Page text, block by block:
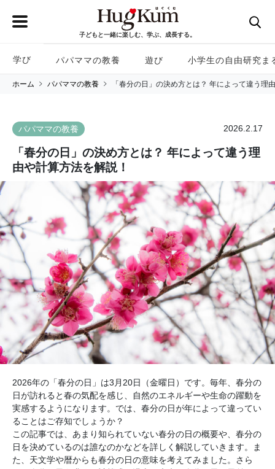
子どもと一緒に楽しむ、学ぶ、成長する。
学び パパママの教養 遊び 小学生の自由研究ま
ホーム パパママの教養 「春分の日」の決め方とは？ 年によって違う理
パパママの教養 2026.2.17
「春分の日」の決め方とは？ 年によって違う理
由や計算方法を解説！
2026年の「春分の日」は3月20日（金曜日）です。毎年、春分の
日が訪れると春の気配を感じ、自然のエネルギーや生命の躍動を
実感するようになります。では、春分の日が年によって違ってい
ることはご存知でしょうか？
この記事では、あまり知られていない春分の日の概要や、春分の
日を決めているのは誰なのかなどを詳しく解説していきます。ま
た、天文学や暦からも春分の日の意味を考えてみました。さら